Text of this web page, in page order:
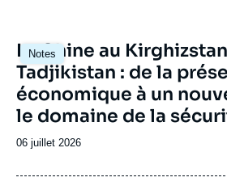
Notes
Image
principale
La Chine au
Tadjikistan : de la
économique à un
le domaine de la
Date
publication
06 juillet 2026